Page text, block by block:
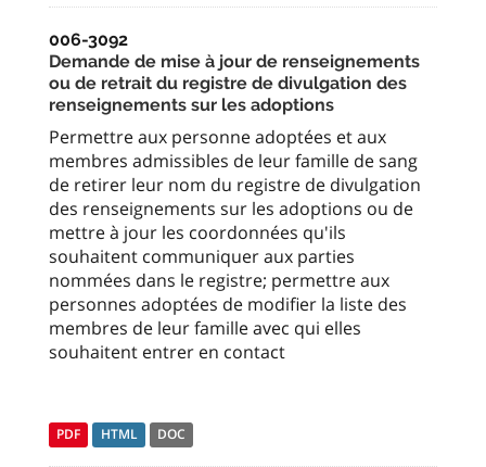
006-3092
Demande de mise à jour de renseignements
ou de retrait du registre de divulgation des
renseignements sur les adoptions
Permettre aux personne adoptées et aux
membres admissibles de leur famille de sang
de retirer leur nom du registre de divulgation
des renseignements sur les adoptions ou de
mettre à jour les coordonnées qu'ils
souhaitent communiquer aux parties
nommées dans le registre; permettre aux
personnes adoptées de modifier la liste des
membres de leur famille avec qui elles
souhaitent entrer en contact
PDF HTML DOC